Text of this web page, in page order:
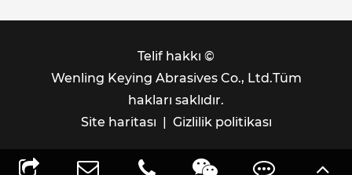
Telif hakkı ©
Wenling Keying Abrasives Co., Ltd.Tüm
hakları saklıdır.
Site haritası
Gizlilik politikası